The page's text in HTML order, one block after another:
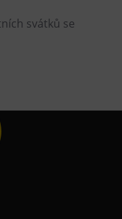
svátků se